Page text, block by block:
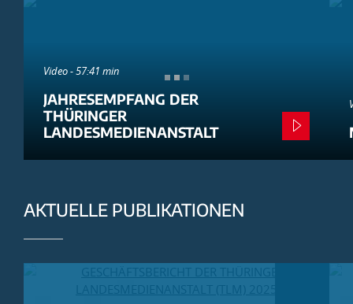
Video - 57:41 min
JAHRESEMPFANG DER
THÜRINGER
LANDESMEDIENANSTALT
AKTUELLE PUBLIKATIONEN